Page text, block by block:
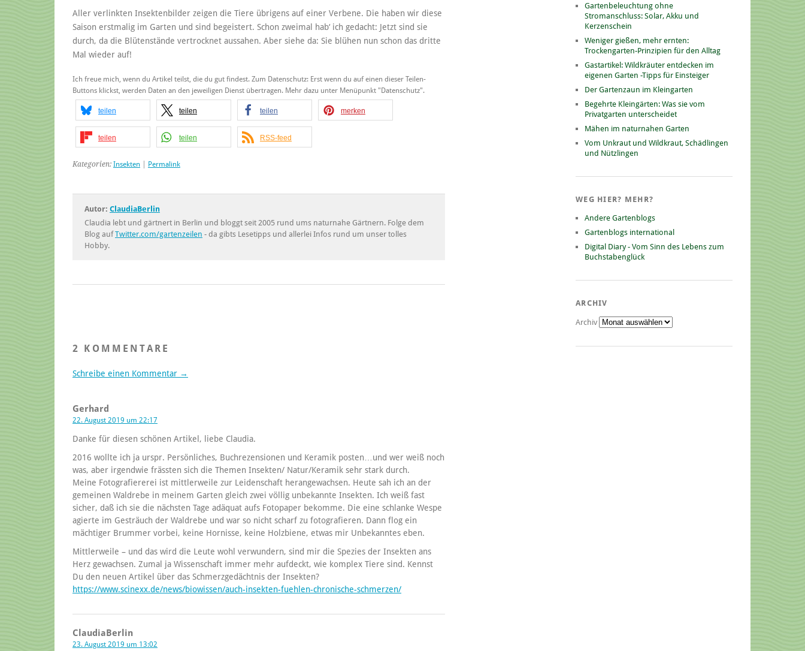
Aller verlinkten Insektenbilder zeigen die Tiere übrigens auf einer Verbene. Die haben wir diese
Saison erstmalig im Garten und sind begeistert. Schon zweimal hab‘ ich gedacht: Jetzt sind sie
durch, da die Blütenstände vertrocknet aussahen. Aber siehe da: Sie blühen nun schon das dritte
Mal wieder auf!
Ich freue mich, wenn du Artikel teilst, die du gut findest. Zum Datenschutz: Erst wenn du auf einen dieser Teilen-
Buttons klickst, werden Daten an den jeweiligen Dienst übertragen. Mehr dazu unter Menüpunkt "Datenschutz".
teilen teilen teilen merken
teilen teilen RSS-feed
Kategorien: Insekten Permalink
Autor: ClaudiaBerlin
Claudia lebt und gärtnert in Berlin und bloggt seit 2005 rund ums naturnahe Gärtnern. Folge dem
Blog aufTwitter.com/gartenzeilen - da gibts Lesetipps und allerlei Infos rund um unser tolles
Hobby.
2 KOMMENTARE
Schreibe einen Kommentar →
Gerhard
22. August 2019 um 22:17
Danke für diesen schönen Artikel, liebe Claudia.
2016 wollte ich ja urspr. Persönliches, Buchrezensionen und Keramik posten…und wer weiß noch
was, aber irgendwie frässten sich die Themen Insekten/ Natur/Keramik sehr stark durch.
Meine Fotografiererei ist mittlerweile zur Leidenschaft herangewachsen. Heute sah ich an der
gemeinen Waldrebe in meinem Garten gleich zwei völlig unbekannte Insekten. Ich weiß fast
sicher, daß ich sie die nächsten Tage adäquat aufs Fotopaper bekomme. Die eine schlanke Wespe
agierte im Gesträuch der Waldrebe und war so nicht scharf zu fotografieren. Dann flog ein
mächtiger Brummer vorbei, keine Hornisse, keine Holzbiene, etwas mir Unbekanntes eben.
Mittlerweile – und das wird die Leute wohl verwundern, sind mir die Spezies der Insekten ans
Herz gewachsen. Zumal ja Wissenschaft immer mehr aufdeckt, wie komplex Tiere sind. Kennst
Du den neuen Artikel über das Schmerzgedächtnis der Insekten?
https://www.scinexx.de/news/biowissen/auch-insekten-fuehlen-chronische-schmerzen/
ClaudiaBerlin
23. August 2019 um 13:02
Gartenbeleuchtung ohne
Stromanschluss: Solar, Akku und
Kerzenschein
Weniger gießen, mehr ernten:
Trockengarten-Prinzipien für den Alltag
Gastartikel: Wildkräuter entdecken im
eigenen Garten -Tipps für Einsteiger
Der Gartenzaun im Kleingarten
Begehrte Kleingärten: Was sie vom
Privatgarten unterscheidet
Mähen im naturnahen Garten
Vom Unkraut und Wildkraut, Schädlingen
und Nützlingen
WEG HIER? MEHR?
Andere Gartenblogs
Gartenblogs international
Digital Diary - Vom Sinn des Lebens zum
Buchstabenglück
ARCHIV
Archiv